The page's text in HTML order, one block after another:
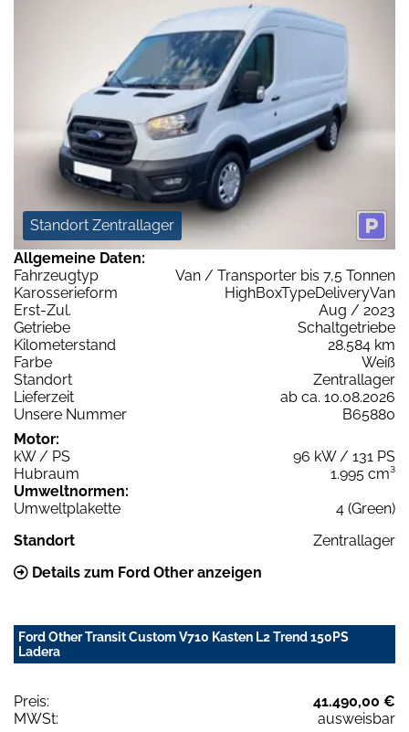
Standort Zentrallager
Allgemeine Daten:
Fahrzeugtyp
Van / Transporter bis 7,5 Tonnen
Karosserieform
HighBoxTypeDeliveryVan
Erst-Zul.
Aug / 2023
Getriebe
Schaltgetriebe
Kilometerstand
28.584 km
Farbe
Weiß
Standort
Zentrallager
Lieferzeit
ab ca. 10.08.2026
Unsere Nummer
B65880
Motor:
kW / PS
96 kW / 131 PS
Hubraum
1.995 cm³
Umweltnormen:
Umweltplakette
4 (Green)
Standort
Zentrallager
Details zum Ford Other anzeigen
Ford Other Transit Custom V710 Kasten L2 Trend 150PS
Ladera
Preis:
41.490,00 €
MWSt:
ausweisbar